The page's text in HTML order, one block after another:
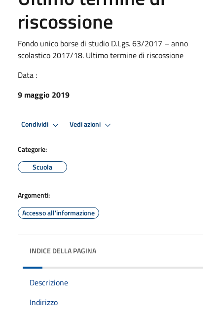
riscossione
Fondo unico borse di studio D.Lgs. 63/2017 – anno
scolastico 2017/18. Ultimo termine di riscossione
Data :
9 maggio 2019
Condividi Vedi azioni
Categorie:
Scuola
Argomenti:
Accesso all'informazione
INDICE DELLA PAGINA
Descrizione
Indirizzo